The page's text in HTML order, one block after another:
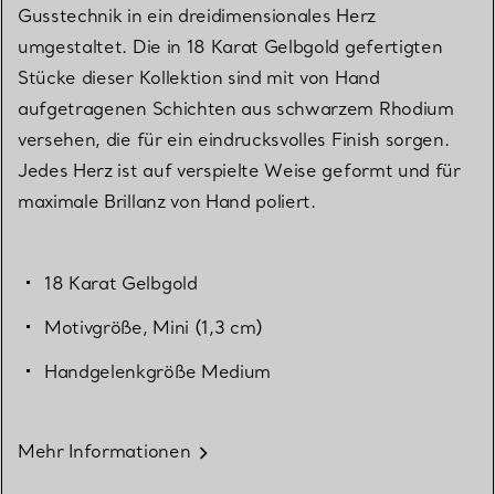
Gusstechnik in ein dreidimensionales Herz
umgestaltet. Die in 18 Karat Gelbgold gefertigten
Stücke dieser Kollektion sind mit von Hand
aufgetragenen Schichten aus schwarzem Rhodium
versehen, die für ein eindrucksvolles Finish sorgen.
Jedes Herz ist auf verspielte Weise geformt und für
maximale Brillanz von Hand poliert.
18 Karat Gelbgold
Motivgröße, Mini (1,3 cm)
Handgelenkgröße Medium
Mehr Informationen